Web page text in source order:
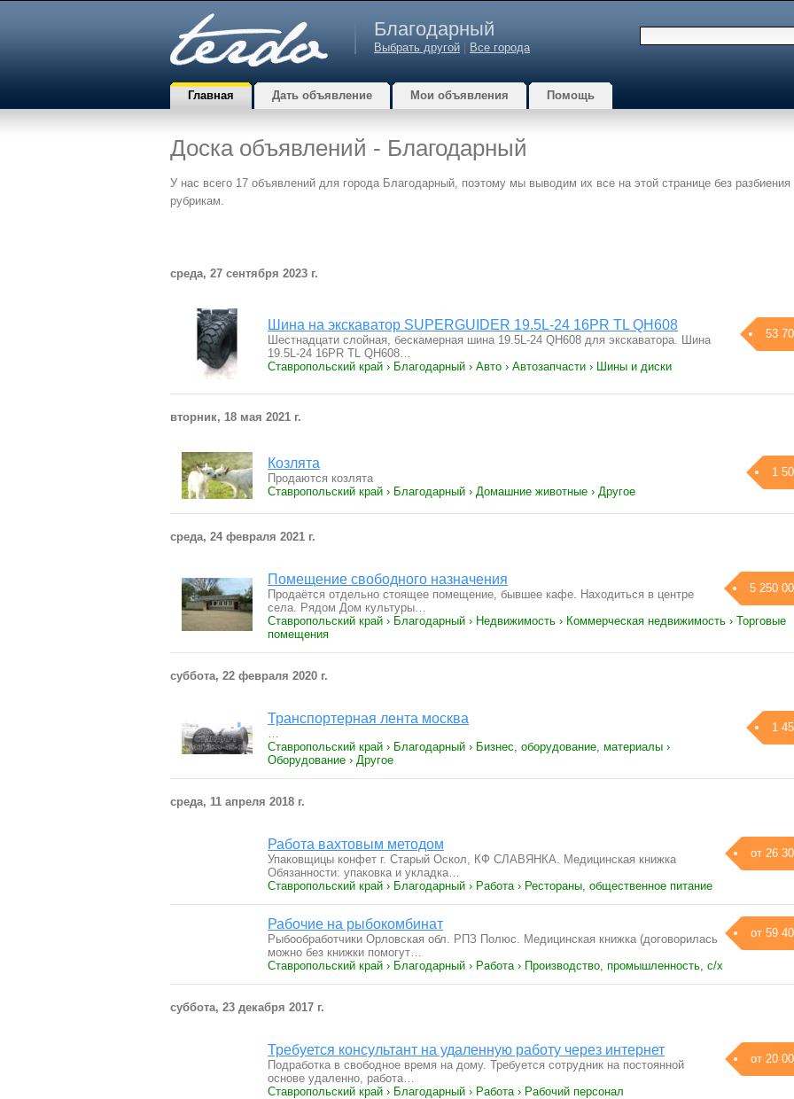
Благодарный
Выбрать другой Все города
Главная Дать объявление Мои объявления Помощь
Доска объявлений - Благодарный
У нас всего 17 объявлений для города Благодарный, поэтому мы выводим их все на этой странице без разбиения
рубрикам.
среда, 27 сентября 2023 г.
Шина на экскаватор SUPERGUIDER 19.5L-24 16PR TL QH608
53
Шестнадцати слойная, бескамерная шина 19.5L-24 QH608 для экскаватора. Шина
19.5L-24 16PR TL QH608…
Ставропольский край › Благодарный › Авто › Автозапчасти › Шины и диски
вторник, 18 мая 2021 г.
Козлята
1
Продаются козлята
Ставропольский край › Благодарный › Домашние животные › Другое
среда, 24 февраля 2021 г.
Помещение свободного назначения
5 250
Продаётся отдельно стоящее помещение, бывшее кафе. Находиться в центре
села. Рядом Дом культуры…
Ставропольский край › Благодарный › Недвижимость › Коммерческая недвижимость › Торговые
помещения
суббота, 22 февраля 2020 г.
Транспортерная лента москва
1
Ставропольский край › Благодарный › Бизнес, оборудование, материалы ›
Оборудование › Другое
среда, 11 апреля 2018 г.
Работа вахтовым методом
от 26
Упаковщицы конфет г. Старый Оскол, КФ СЛАВЯНКА. Медицинская книжка
Обязанности: упаковка и укладка…
Ставропольский край › Благодарный › Работа › Рестораны, общественное питание
Рабочие на рыбокомбинат
от 59
Рыбообработчики Орловская обл. РПЗ Полюс. Медицинская книжка (договорилась
можно без книжки помогут…
Ставропольский край › Благодарный › Работа › Производство, промышленность, с/х
суббота, 23 декабря 2017 г.
Требуется консультант на удаленную работу через интернет
от 20
Подработка в свободное время на дому. Требуется сотрудник на постоянной
основе удаленно, работа…
Ставропольский край › Благодарный › Работа › Рабочий персонал